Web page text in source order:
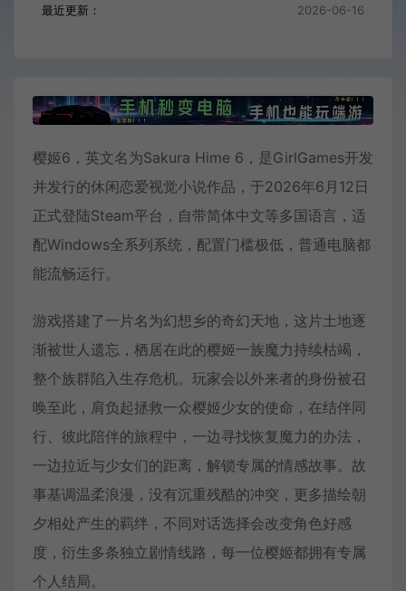
最近更新： 2026-06-16
樱姬6，英文名为Sakura Hime 6，是GirlGames开发
并发行的休闲恋爱视觉小说作品，于2026年6月12日
正式登陆Steam平台，自带简体中文等多国语言，适
配Windows全系列系统，配置门槛极低，普通电脑都
能流畅运行。
游戏搭建了一片名为幻想乡的奇幻天地，这片土地逐
渐被世人遗忘，栖居在此的樱姬一族魔力持续枯竭，
整个族群陷入生存危机。玩家会以外来者的身份被召
唤至此，肩负起拯救一众樱姬少女的使命，在结伴同
行、彼此陪伴的旅程中，一边寻找恢复魔力的办法，
一边拉近与少女们的距离，解锁专属的情感故事。故
事基调温柔浪漫，没有沉重残酷的冲突，更多描绘朝
夕相处产生的羁绊，不同对话选择会改变角色好感
度，衍生多条独立剧情线路，每一位樱姬都拥有专属
个人结局。